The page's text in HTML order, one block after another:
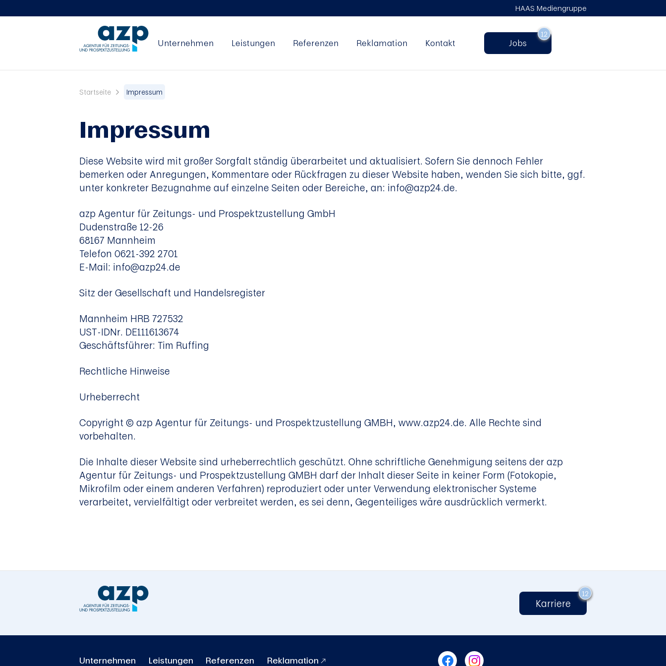
HAAS Mediengruppe
Unternehmen Leistungen Referenzen Reklamation Kontakt Jobs
12
Startseite Impressum
Impressum
Diese Website wird mit großer Sorgfalt ständig überarbeitet und aktualisiert. Sofern Sie dennoch Fehler
bemerken oder Anregungen, Kommentare oder Rückfragen zu dieser Website haben, wenden Sie sich bitte, ggf.
unter konkreter Bezugnahme auf einzelne Seiten oder Bereiche, an: info@azp24.de.
azp Agentur für Zeitungs- und Prospektzustellung GmbH
Dudenstraße 12-26
68167 Mannheim
Telefon 0621-392 2701
E-Mail: info@azp24.de
Sitz der Gesellschaft und Handelsregister
Mannheim HRB 727532
UST-IDNr. DE111613674
Geschäftsführer: Tim Ruffing
Rechtliche Hinweise
Urheberrecht
Copyright © azp Agentur für Zeitungs- und Prospektzustellung GMBH, www.azp24.de. Alle Rechte sind
vorbehalten.
Die Inhalte dieser Website sind urheberrechtlich geschützt. Ohne schriftliche Genehmigung seitens der azp
Agentur für Zeitungs- und Prospektzustellung GMBH darf der Inhalt dieser Seite in keiner Form (Fotokopie,
Mikrofilm oder einem anderen Verfahren) reproduziert oder unter Verwendung elektronischer Systeme
verarbeitet, vervielfältigt oder verbreitet werden, es sei denn, Gegenteiliges wäre ausdrücklich vermerkt.
Karriere
12
Unternehmen Leistungen Referenzen Reklamation